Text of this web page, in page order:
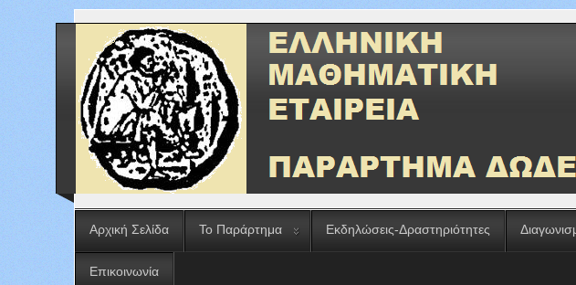
Αρχική Σελίδα Το Παράρτημα Εκδηλώσεις-Δραστηριότητες
Επικοινωνία